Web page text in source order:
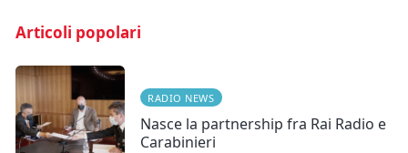
Articoli popolari
RADIO NEWS
Nasce la partnership fra Rai Radio e
Carabinieri